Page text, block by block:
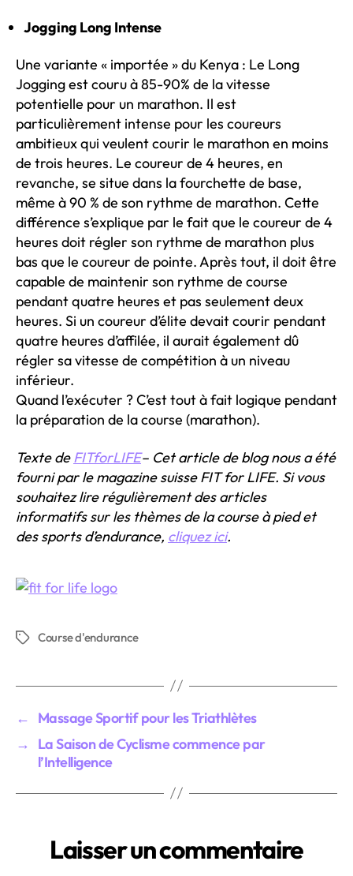
Jogging Long Intense
Une variante « importée » du Kenya : Le Long
Jogging est couru à 85-90% de la vitesse
potentielle pour un marathon. Il est
particulièrement intense pour les coureurs
ambitieux qui veulent courir le marathon en moins
de trois heures. Le coureur de 4 heures, en
revanche, se situe dans la fourchette de base,
même à 90 % de son rythme de marathon. Cette
différence s’explique par le fait que le coureur de 4
heures doit régler son rythme de marathon plus
bas que le coureur de pointe. Après tout, il doit être
capable de maintenir son rythme de course
pendant quatre heures et pas seulement deux
heures. Si un coureur d’élite devait courir pendant
quatre heures d’affilée, il aurait également dû
régler sa vitesse de compétition à un niveau
inférieur.
Quand l’exécuter ? C’est tout à fait logique pendant
la préparation de la course (marathon).
Texte de FITforLIFE– Cet article de blog nous a été
fourni par le magazine suisse FIT for LIFE. Si vous
souhaitez lire régulièrement des articles
informatifs sur les thèmes de la course à pied et
des sports d’endurance, cliquez ici.
Étiquettes
Course d'endurance
←
Massage Sportif pour les Triathlètes
→
La Saison de Cyclisme commence par
l’Intelligence
Laisser un commentaire